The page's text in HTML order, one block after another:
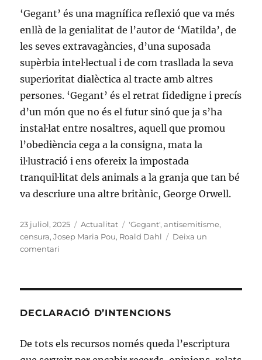
‘Gegant’ és una magnífica reflexió que va més
enllà de la genialitat de l’autor de ‘Matilda’, de
les seves extravagàncies, d’una suposada
supèrbia intel·lectual i de com trasllada la seva
superioritat dialèctica al tracte amb altres
persones. ‘Gegant’ és el retrat fidedigne i precís
d’un món que no és el futur sinó que ja s’ha
instal·lat entre nosaltres, aquell que promou
l’obediència cega a la consigna, mata la
il·lustració i ens ofereix la impostada
tranquil·litat dels animals a la granja que tan bé
va descriure una altre britànic, George Orwell.
Publicat
el
23 juliol, 2025 Categories
Actualitat Etiquetes
'Gegant',antisemitisme,
censura,Josep Maria Pou, Roald Dahl
Deixa un
comentari
límits
crítica
DECLARACIÓ D’INTENCIONS
De tots els recursos només queda l’escriptura